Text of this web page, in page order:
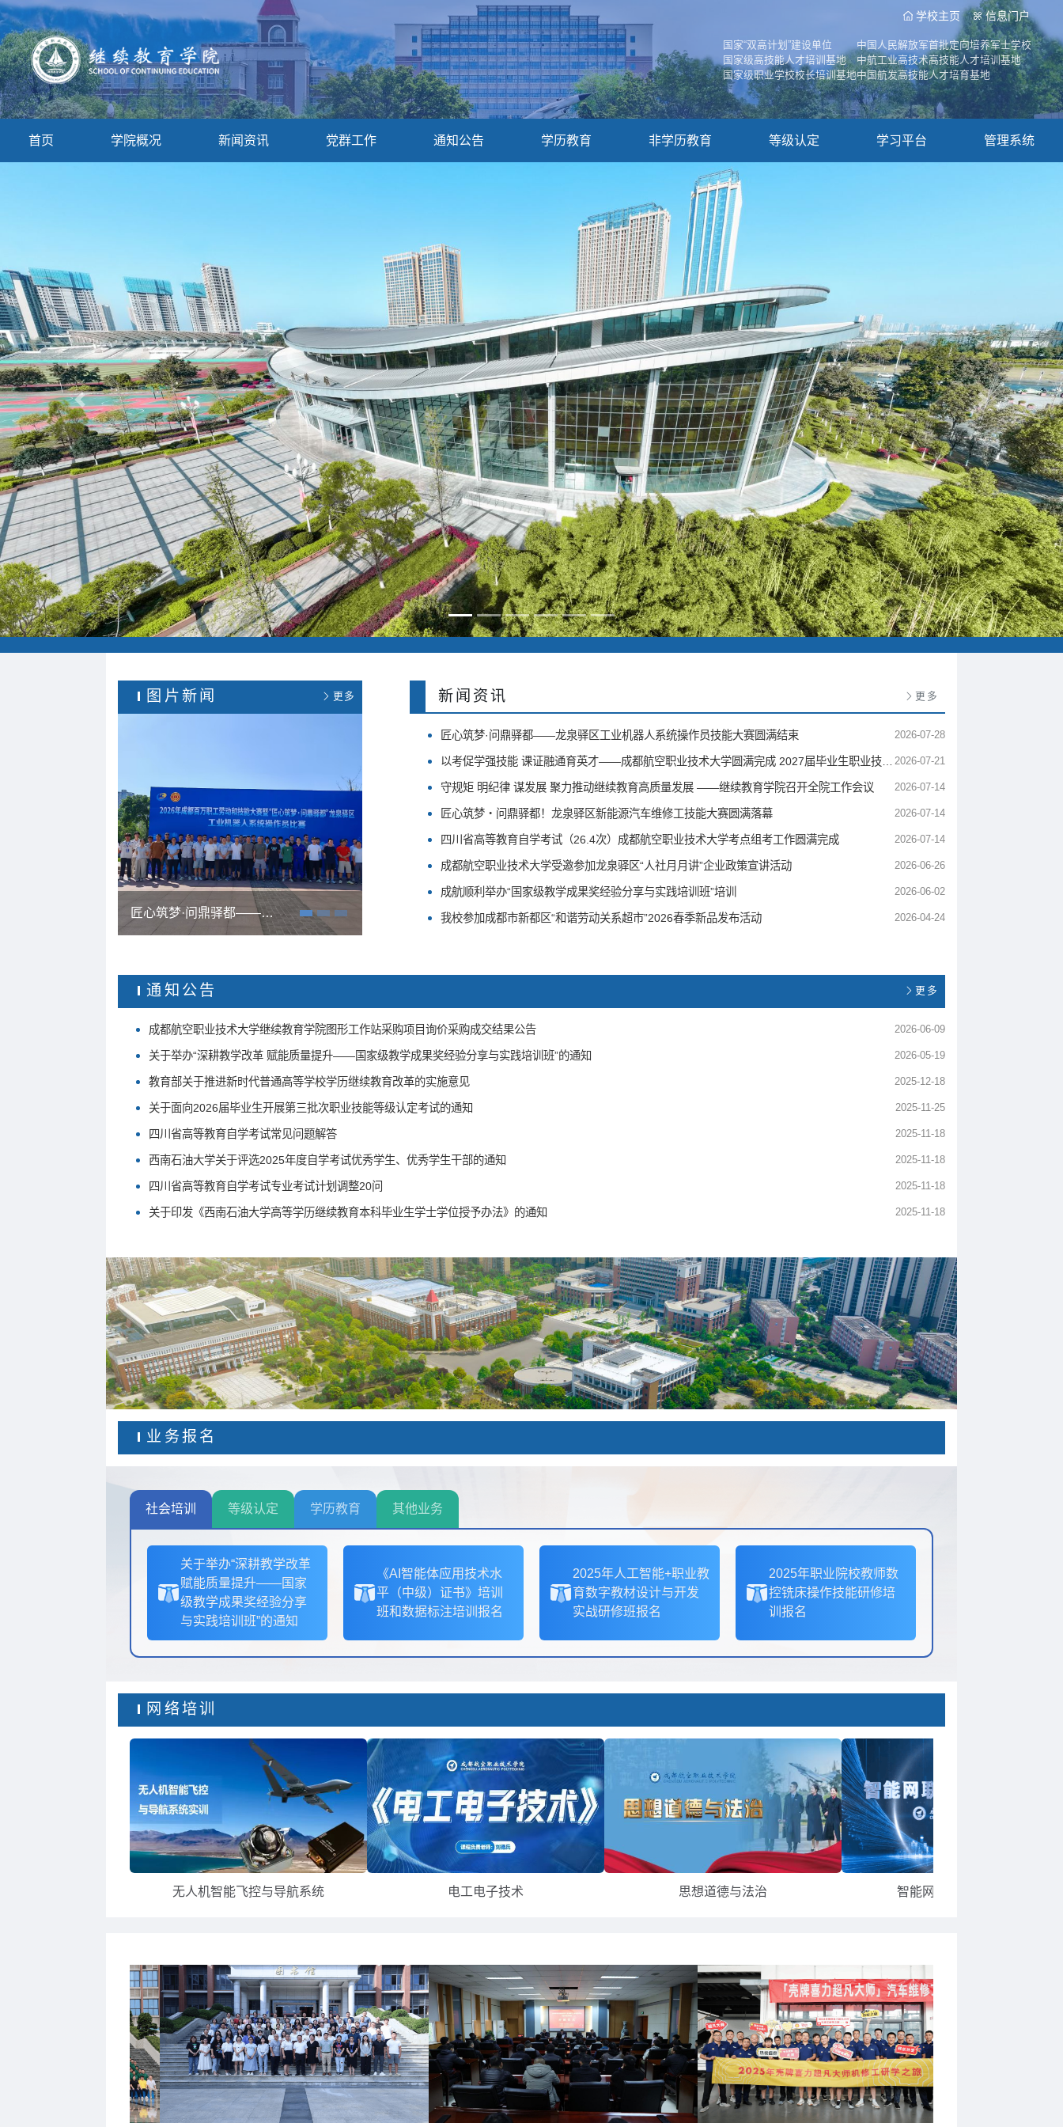
学校主页 信息门户
国家“双高计划”建设单位
国家级高技能人才培训基地
国家级职业学校校长培训基地
中国人民解放军首批定向培养军士学校
中航工业高技术高技能人才培训基地
中国航发高技能人才培育基地
首页 学院概况 新闻资讯 党群工作 通知公告 学历教育 非学历教育 等级认定 学习平台 管理系统
Previous Next
图片新闻 更多
以考促学强技能 课证融通育英才——成都航空职业技术大学圆满完成 2027届毕业生职业技能等级认定考试工作
新闻资讯 更多
匠心筑梦·问鼎驿都——龙泉驿区工业机器人系统操作员技能大赛圆满结束 2026-07-28
以考促学强技能 课证融通育英才——成都航空职业技术大学圆满完成 2027届毕业生职业技能等级认定考试工作 2026-07-21
守规矩 明纪律 谋发展 聚力推动继续教育高质量发展 ——继续教育学院召开全院工作会议 2026-07-14
匠心筑梦・问鼎驿都！龙泉驿区新能源汽车维修工技能大赛圆满落幕 2026-07-14
四川省高等教育自学考试（26.4次）成都航空职业技术大学考点组考工作圆满完成 2026-07-14
成都航空职业技术大学受邀参加龙泉驿区“人社月月讲”企业政策宣讲活动 2026-06-26
成航顺利举办“国家级教学成果奖经验分享与实践培训班”培训 2026-06-02
我校参加成都市新都区“和谐劳动关系超市”2026春季新品发布活动 2026-04-24
通知公告 更多
成都航空职业技术大学继续教育学院图形工作站采购项目询价采购成交结果公告 2026-06-09
关于举办“深耕教学改革 赋能质量提升——国家级教学成果奖经验分享与实践培训班”的通知 2026-05-19
教育部关于推进新时代普通高等学校学历继续教育改革的实施意见 2025-12-18
关于面向2026届毕业生开展第三批次职业技能等级认定考试的通知 2025-11-25
四川省高等教育自学考试常见问题解答 2025-11-18
西南石油大学关于评选2025年度自学考试优秀学生、优秀学生干部的通知 2025-11-18
四川省高等教育自学考试专业考试计划调整20问 2025-11-18
关于印发《西南石油大学高等学历继续教育本科毕业生学士学位授予办法》的通知 2025-11-18
业务报名
社会培训 等级认定 学历教育 其他业务
关于举办“深耕教学改革
赋能质量提升——国家
级教学成果奖经验分享
与实践培训班”的通知
《AI智能体应用技术水
平（中级）证书》培训
班和数据标注培训报名
2025年人工智能+职业教
育数字教材设计与开发
实战研修班报名
2025年职业院校教师数
控铣床操作技能研修培
训报名
网络培训
无人机智能飞控与导航系统 电工电子技术 思想道德与法治 智能网联整车综合测试